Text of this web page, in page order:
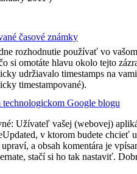
časové známky
rozhodnutie používať vo
si omotáte hlavu okolo tejto
udržiavalo timestamps na
timestampované).
technologickom Google blogu
Užívateľ vašej (webovej)
v ktorom budete
a obsah komentára je
stačí si ho tak nastaviť.